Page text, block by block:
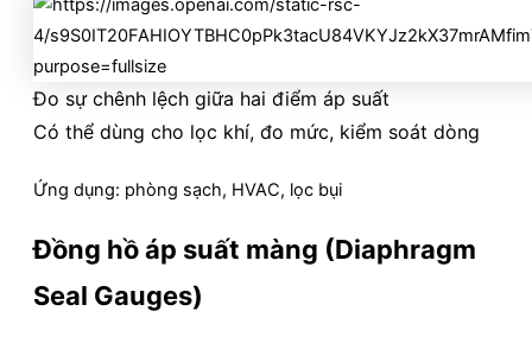
Đo sự chênh lệch giữa hai điểm áp suất
Có thể dùng cho lọc khí, đo mức, kiểm soát dòng
Ứng dụng: phòng sạch, HVAC, lọc bụi
Đồng hồ áp suất màng (Diaphragm
Seal Gauges)